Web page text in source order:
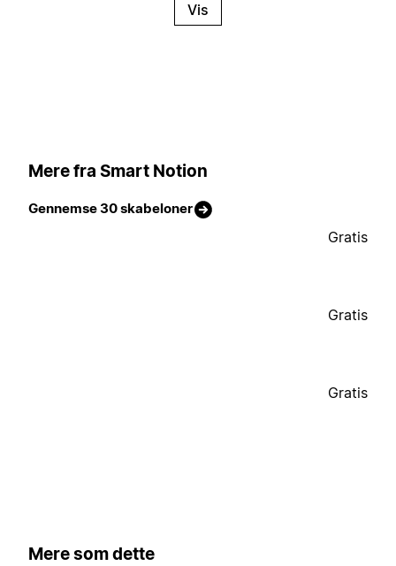
Vis
Mere fra Smart Notion
Gennemse 30 skabeloner
Gratis
Gratis
Gratis
Mere som dette